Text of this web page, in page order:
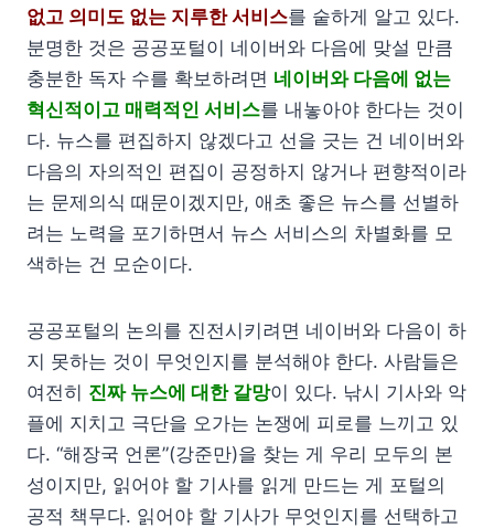
없고 의미도 없는 지루한 서비스를 숱하게 알고 있다.
분명한 것은 공공포털이 네이버와 다음에 맞설 만큼
충분한 독자 수를 확보하려면 네이버와 다음에 없는
혁신적이고 매력적인 서비스를 내놓아야 한다는 것이
다. 뉴스를 편집하지 않겠다고 선을 긋는 건 네이버와
다음의 자의적인 편집이 공정하지 않거나 편향적이라
는 문제의식 때문이겠지만, 애초 좋은 뉴스를 선별하
려는 노력을 포기하면서 뉴스 서비스의 차별화를 모
색하는 건 모순이다.
공공포털의 논의를 진전시키려면 네이버와 다음이 하
지 못하는 것이 무엇인지를 분석해야 한다. 사람들은
여전히 진짜 뉴스에 대한 갈망이 있다. 낚시 기사와 악
플에 지치고 극단을 오가는 논쟁에 피로를 느끼고 있
다. “해장국 언론”(강준만)을 찾는 게 우리 모두의 본
성이지만, 읽어야 할 기사를 읽게 만드는 게 포털의
공적 책무다. 읽어야 할 기사가 무엇인지를 선택하고